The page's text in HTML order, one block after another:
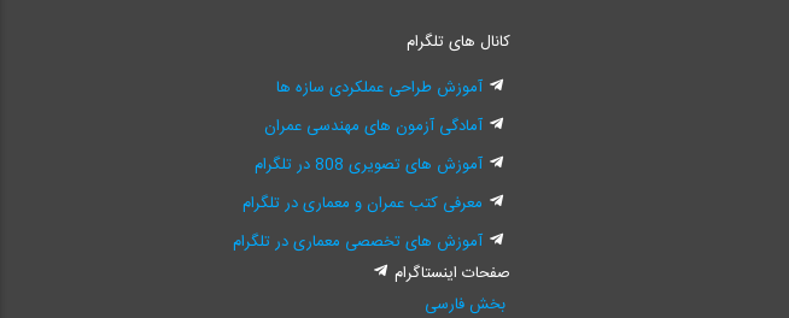
کانال های تلگرام
آموزش طراحی عملکردی سازه ها
آمادگی آزمون های مهندسی عمران
آموزش های تصویری 808 در تلگرام
معرفی کتب عمران و معماری در تلگرام
آموزش های تخصصی معماری در تلگرام
صفحات اینستاگرام
بخش فارسی